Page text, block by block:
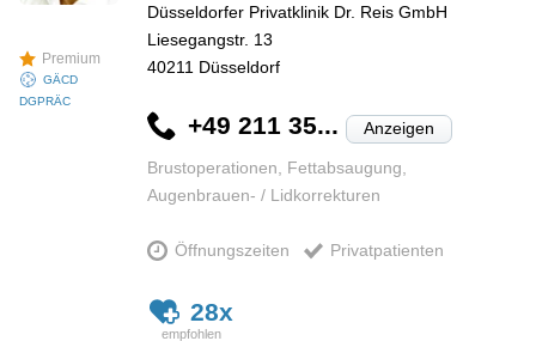
Premium
GÄCD
DGPRÄC
Düsseldorfer Privatklinik Dr. Reis GmbH
Liesegangstr. 13
40211 Düsseldorf
+49 211 35... Anzeigen
Brustoperationen, Fettabsaugung,
Augenbrauen- / Lidkorrekturen
Öffnungszeiten Privatpatienten
28x